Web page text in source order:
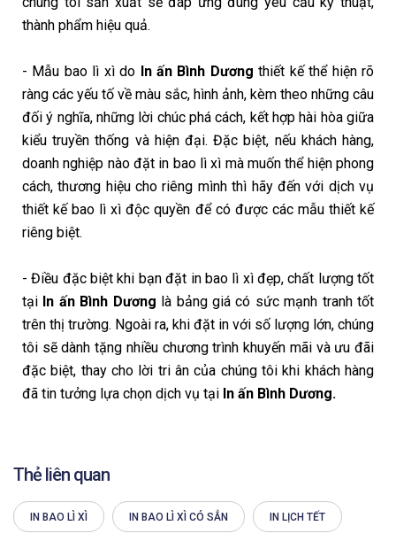
thành phẩm hiệu quả.
- Mẫu bao lì xì do In ấn Bình Dương thiết kế thể hiện rõ
ràng các yếu tố về màu sắc, hình ảnh, kèm theo những câu
đối ý nghĩa, những lời chúc phá cách, kết hợp hài hòa giữa
kiểu truyền thống và hiện đại. Đặc biệt, nếu khách hàng,
doanh nghiệp nào đặt in bao lì xì mà muốn thể hiện phong
cách, thương hiệu cho riêng mình thì hãy đến với dịch vụ
thiết kế bao lì xì độc quyền để có được các mẫu thiết kế
riêng biệt.
- Điều đặc biệt khi bạn đặt in bao lì xì đẹp, chất lượng tốt
tại In ấn Bình Dương là bảng giá có sức mạnh tranh tốt
trên thị trường. Ngoài ra, khi đặt in với số lượng lớn, chúng
tôi sẽ dành tặng nhiều chương trình khuyến mãi và ưu đãi
đặc biệt, thay cho lời tri ân của chúng tôi khi khách hàng
đã tin tưởng lựa chọn dịch vụ tại In ấn Bình Dương.
Thẻ liên quan
IN BAO LÌ XÌ IN BAO LÌ XÌ CÓ SẲN IN LỊCH TẾT